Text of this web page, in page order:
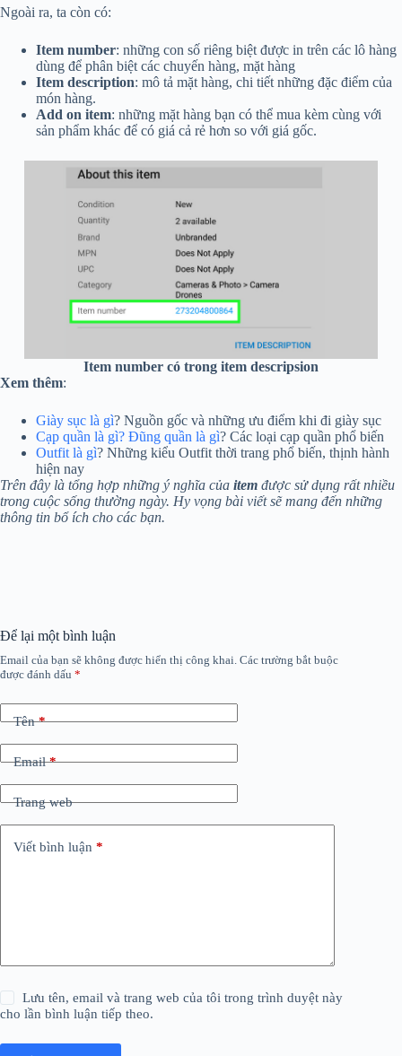
Ngoài ra, ta còn có:
Item number: những con số riêng biệt được in trên các lô hàng
dùng để phân biệt các chuyến hàng, mặt hàng
Item description: mô tả mặt hàng, chi tiết những đặc điểm của
món hàng.
Add on item: những mặt hàng bạn có thể mua kèm cùng với
sản phẩm khác để có giá cả rẻ hơn so với giá gốc.
Item number có trong item descripsion
Xem thêm:
Giày sục là gì? Nguồn gốc và những ưu điểm khi đi giày sục
Cạp quần là gì? Đũng quần là gì? Các loại cạp quần phổ biến
Outfit là gì? Những kiểu Outfit thời trang phổ biến, thịnh hành
hiện nay
Trên đây là tổng hợp những ý nghĩa của item được sử dụng rất nhiều
trong cuộc sống thường ngày. Hy vọng bài viết sẽ mang đến những
thông tin bổ ích cho các bạn.
Để lại một bình luận
Email của bạn sẽ không được hiển thị công khai. Các trường bắt buộc
được đánh dấu *
Tên*
Email*
Trang web
Viết bình luận *
Lưu tên, email và trang web của tôi trong trình duyệt này
cho lần bình luận tiếp theo.